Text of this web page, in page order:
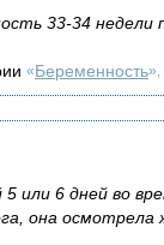
33-34
«Беременность»,
или 6 дней во
она осмотрела